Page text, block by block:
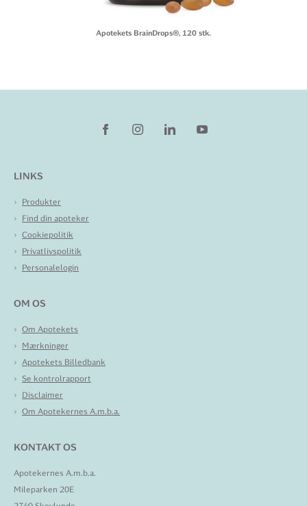
Apotekets BrainDrops®, 120 stk.
LINKS
Produkter
Find din apoteker
Cookiepolitik
Privatlivspolitik
Personalelogin
OM OS
Om Apotekets
Mærkninger
Apotekets Billedbank
Se kontrolrapport
Disclaimer
Om Apotekernes A.m.b.a.
KONTAKT OS
Apotekernes A.m.b.a.
Mileparken 20E